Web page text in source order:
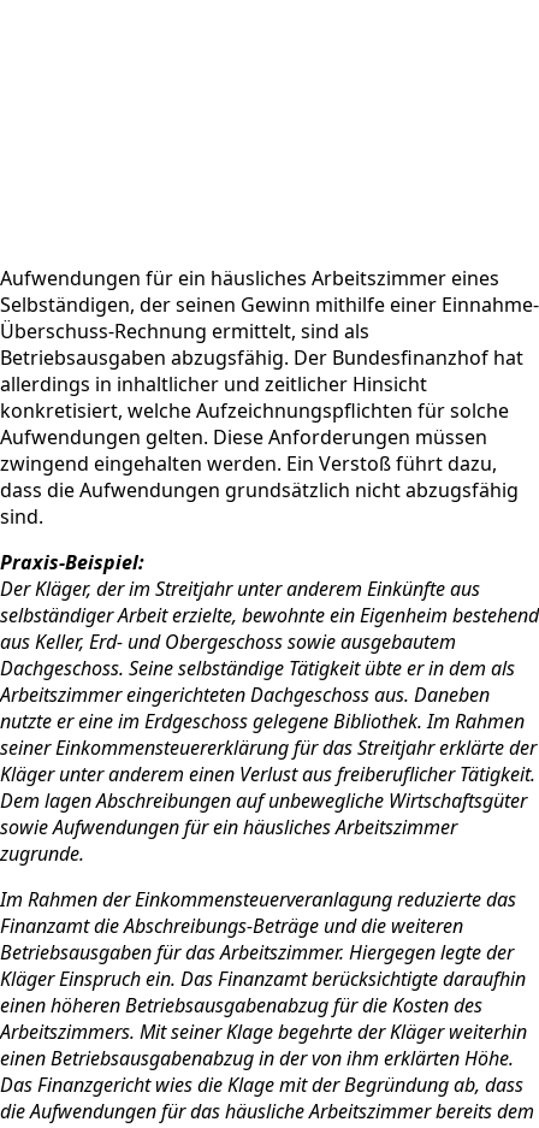
Aufwendungen für ein häusliches Arbeitszimmer eines
Selbständigen, der seinen Gewinn mithilfe einer Einnahme-
Überschuss-Rechnung ermittelt, sind als
Betriebsausgaben abzugsfähig. Der Bundesfinanzhof hat
allerdings in inhaltlicher und zeitlicher Hinsicht
konkretisiert, welche Aufzeichnungspflichten für solche
Aufwendungen gelten. Diese Anforderungen müssen
zwingend eingehalten werden. Ein Verstoß führt dazu,
dass die Aufwendungen grundsätzlich nicht abzugsfähig
sind.
Praxis-Beispiel:
Der Kläger, der im Streitjahr unter anderem Einkünfte aus
selbständiger Arbeit erzielte, bewohnte ein Eigenheim bestehend
aus Keller, Erd- und Obergeschoss sowie ausgebautem
Dachgeschoss. Seine selbständige Tätigkeit übte er in dem als
Arbeitszimmer eingerichteten Dachgeschoss aus. Daneben
nutzte er eine im Erdgeschoss gelegene Bibliothek. Im Rahmen
seiner Einkommensteuererklärung für das Streitjahr erklärte der
Kläger unter anderem einen Verlust aus freiberuflicher Tätigkeit.
Dem lagen Abschreibungen auf unbewegliche Wirtschaftsgüter
sowie Aufwendungen für ein häusliches Arbeitszimmer
zugrunde.
Im Rahmen der Einkommensteuerveranlagung reduzierte das
Finanzamt die Abschreibungs-Beträge und die weiteren
Betriebsausgaben für das Arbeitszimmer. Hiergegen legte der
Kläger Einspruch ein. Das Finanzamt berücksichtigte daraufhin
einen höheren Betriebsausgabenabzug für die Kosten des
Arbeitszimmers. Mit seiner Klage begehrte der Kläger weiterhin
einen Betriebsausgabenabzug in der von ihm erklärten Höhe.
Das Finanzgericht wies die Klage mit der Begründung ab, dass
die Aufwendungen für das häusliche Arbeitszimmer bereits dem